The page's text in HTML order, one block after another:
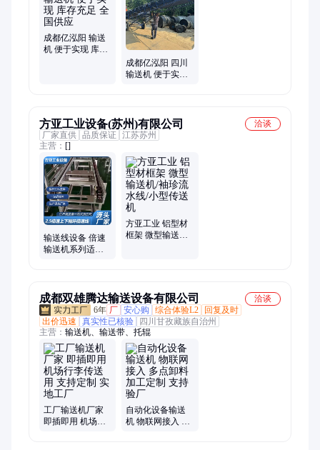
成都亿泓阳 输送
机 便于实现 库存
成都亿泓阳 四川
输送机 便于实现
方亚工业设备(苏州)有限公司
洽谈
厂家直供 品质保证 江苏苏州
主营： []
输送线设备 倍速
输送机系列适用
方亚工业 铝型材
框架 微型输送机/
成都双雄腾达输送设备有限公司
洽谈
6年 厂 安心购 综合体验L2
回复及时
出价迅速
真实性已核验
四川甘孜藏族自治州
主营： 输送机、输送带、托辊
工厂输送机厂家
即插即用 机场行
自动化设备输送
机 物联网接入 多